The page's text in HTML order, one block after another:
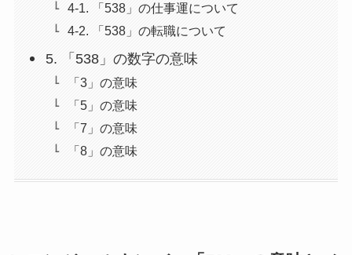
4-1. 「538」の仕事運について
4-2. 「538」の転職について
5. 「538」の数字の意味
「3」の意味
「5」の意味
「7」の意味
「8」の意味